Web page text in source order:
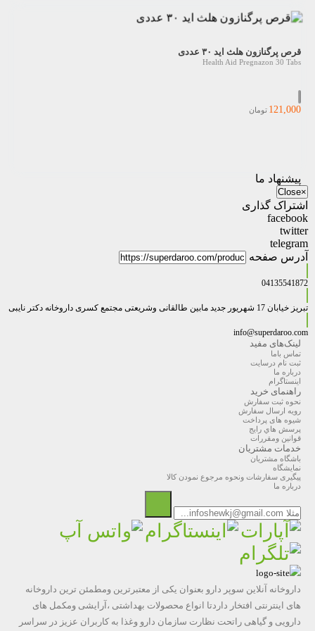
قرص پرگنازون هلث اید ۳۰ عددی
Health Aid Pregnazon 30 Tabs
121,000 تومان
پیشنهاد ما
×
Close
اشتراک گذاری
facebook
twitter
telegram
آدرس صفحه
04135541872
تبریز خیابان 17 شهریور جدید مابین طالقانی وشریعتی مجتمع کسری داروخانه دکتر نایبی
info@superdaroo.com
لینک‌های مفید
تماس باما
ثبت نام درسایت
درباره ما
اینستاگرام
راهنمای خرید
نحوه ثبت سفارش
رویه ارسال سفارش
شیوه های پرداخت
پرسش هاي رايج
قوانین ومقررات
خدمات مشتریان
باشگاه مشتریان
نمایشگاه
پیگیری سفارشات ونحوه مرجوع نمودن کالا
درباره ما
داروخانه آنلاین سوپر دارو بعنوان یکی از معتبرترین ومطمئن ترین داروخانه
های اینترنتی افتخار داردتا انواع محصولات بهداشتی ،آرایشی ومکمل های
دارویی و گیاهی راتحت نظارت سازمان دارو وغذا به کاربران عزیز در سراسر